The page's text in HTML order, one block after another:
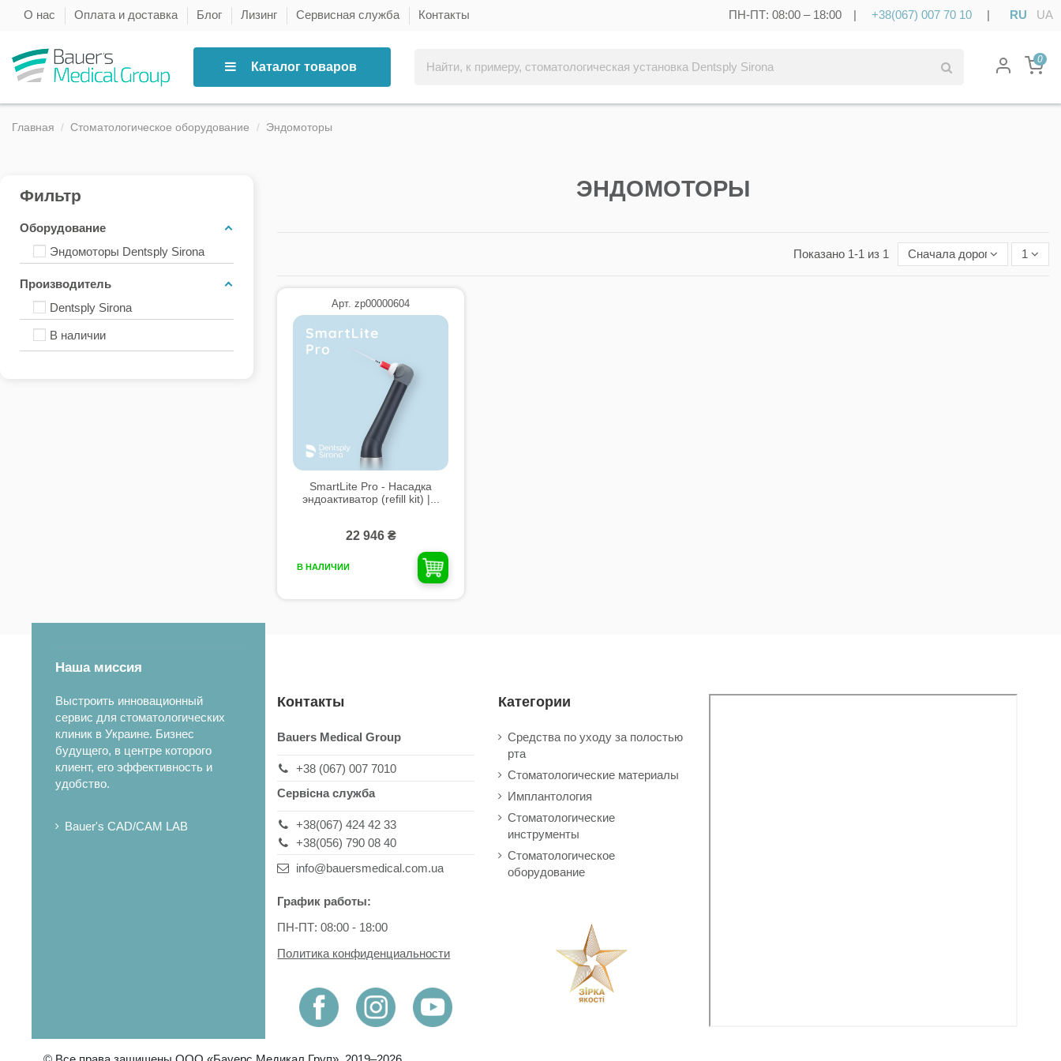
О нас Оплата и доставка Блог Лизинг Сервисная служба Контакты ПН-ПТ: 08:00 – 18:00 | +38(067) 007 70 10 | RU UA
Каталог товаров
0
Главная Стоматологическое оборудование Эндомоторы
Фильтр
Оборудование
Эндомоторы Dentsply Sirona
Производитель
Dentsply Sirona
В наличии
ЭНДОМОТОРЫ
Показано 1-1 из 1 Сначала дорогие 1
Арт. zp00000604
SmartLite Pro - Насадка
эндоактиватор (refill kit) |...
22 946 ₴
В НАЛИЧИИ
Наша миссия
Выстроить инновационный
сервис для стоматологических
клиник в Украине. Бизнес
будущего, в центре которого
клиент, его эффективность и
удобство.
Bauer's CAD/CAM LAB
Контакты
Bauers Medical Group
+38 (067) 007 7010
Сервісна служба
+38(067) 424 42 33
+38(056) 790 08 40
info@bauersmedical.com.ua
График работы:
ПН-ПТ: 08:00 - 18:00
Политика конфиденциальности
Категории
Средства по уходу за полостью
рта
Стоматологические материалы
Имплантология
Стоматологические
инструменты
Стоматологическое
оборудование